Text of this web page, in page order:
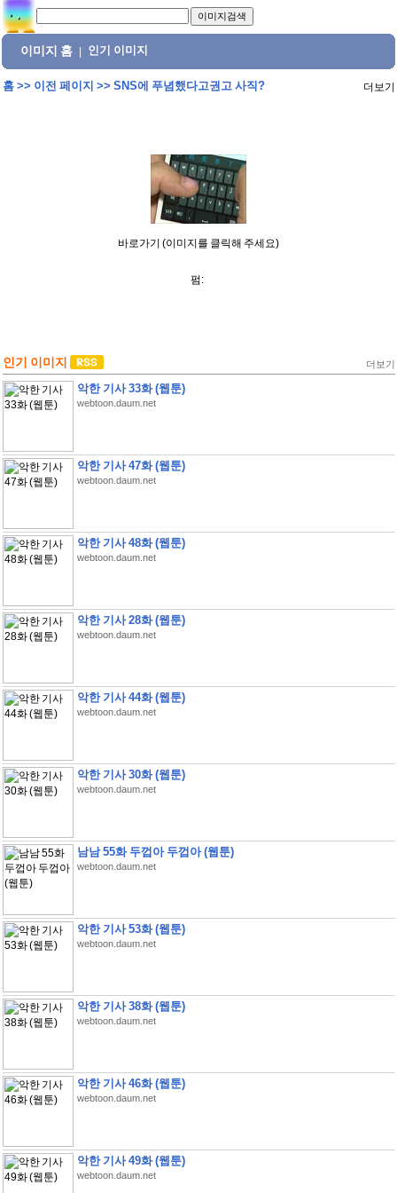
이미지 홈 인기 이미지
홈>> 이전 페이지 >> SNS에 푸념했다고권고 사직? 더보기
바로가기 (이미지를 클릭해 주세요)
펌:
인기 이미지 더보기
악한 기사 33화 (웹툰)
webtoon.daum.net
악한 기사 47화 (웹툰)
webtoon.daum.net
악한 기사 48화 (웹툰)
webtoon.daum.net
악한 기사 28화 (웹툰)
webtoon.daum.net
악한 기사 44화 (웹툰)
webtoon.daum.net
악한 기사 30화 (웹툰)
webtoon.daum.net
남남 55화 두껍아 두껍아 (웹툰)
webtoon.daum.net
악한 기사 53화 (웹툰)
webtoon.daum.net
악한 기사 38화 (웹툰)
webtoon.daum.net
악한 기사 46화 (웹툰)
webtoon.daum.net
악한 기사 49화 (웹툰)
webtoon.daum.net